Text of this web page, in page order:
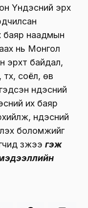
Үндэсний эрх
баяр наадмын
нь Монгол
эрхт байдал,
соёл, өв
үндэсний
их баяр
үндэсний
боломжийг
үзжээ гэж